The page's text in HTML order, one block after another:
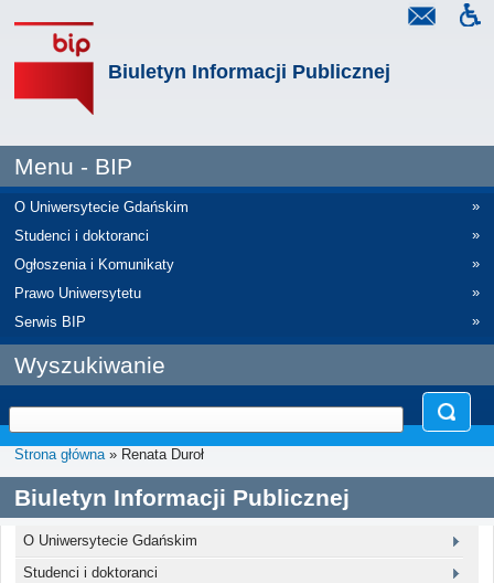
Biuletyn Informacji Publicznej
Menu - BIP
O Uniwersytecie Gdańskim
»
Studenci i doktoranci
»
Ogłoszenia i Komunikaty
»
Prawo Uniwersytetu
»
Serwis BIP
»
Wyszukiwanie
Strona główna» Renata Duroł
Biuletyn Informacji Publicznej
O Uniwersytecie Gdańskim
Studenci i doktoranci